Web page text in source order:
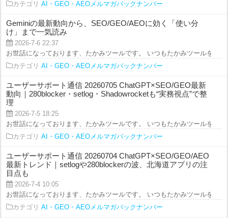
カテゴリ AI・GEO・AEOメルマガバックナンバー
Geminiの最新動向から、SEO/GEO/AEOに効く「使い分
け」まで一気読み
2026-7-6 22:37
お世話になっております、たかみツールです。 いつもたかみツールをご
カテゴリ AI・GEO・AEOメルマガバックナンバー
ユーザーサポート通信 20260705 ChatGPT×SEO/GEO最新
動向｜280blocker・setlog・Shadowrocketも“実務視点”で整
理
2026-7-5 18:25
お世話になっております、たかみツールです。 いつもたかみツールをご
カテゴリ AI・GEO・AEOメルマガバックナンバー
ユーザーサポート通信 20260704 ChatGPT×SEO/GEO/AEO
最新トレンド｜setlogや280blockerの波、北海道アプリの注
目点も
2026-7-4 10:05
お世話になっております、たかみツールです。 いつもたかみツールをご
カテゴリ AI・GEO・AEOメルマガバックナンバー